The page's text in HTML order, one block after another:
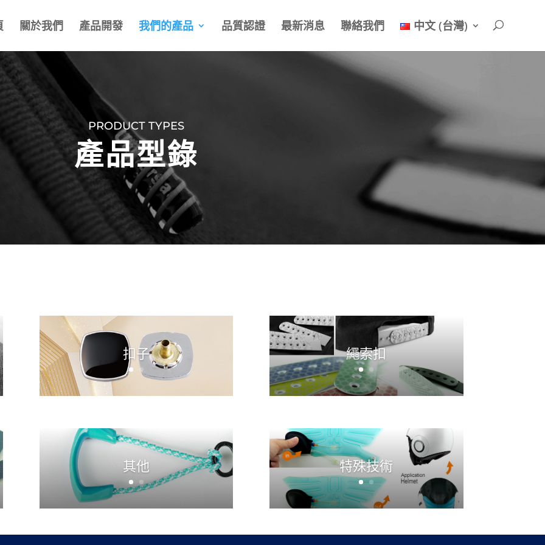
關於我們 產品開發 我們的產品 品質認證 最新消息 聯絡我們 中文 (台灣)
PRODUCT TYPES
產品型錄
扣子 繩索扣
其他 特殊技術